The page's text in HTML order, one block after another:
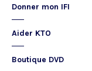
Donner mon IFI
Aider KTO
Boutique DVD